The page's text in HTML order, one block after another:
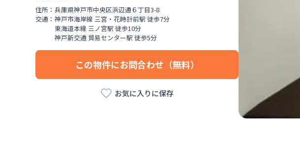
住所： 兵庫県神戸市中央区浜辺通 ６丁目3-8
交通： 神戸市海岸線 三宮・花時計前駅 徒歩7分
東海道本線 三ノ宮駅 徒歩10分
神戸新交通 貿易センター駅 徒歩5分
この物件にお問合わせ（無料）
お気に入りに保存